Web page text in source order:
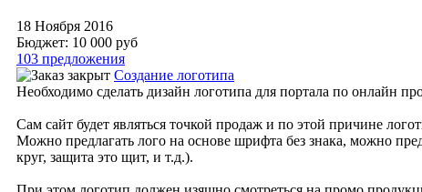
18 Ноября 2016
Бюджет: 10 000 руб
103 предложения
Создание логотипа
Необходимо сделать дизайн логотипа для портала по онлайн
Сам сайт будет являться точкой продаж и по этой причине
Можно предлагать лого на основе шрифта без знака, можно
круг, защита это щит, и т.д.).